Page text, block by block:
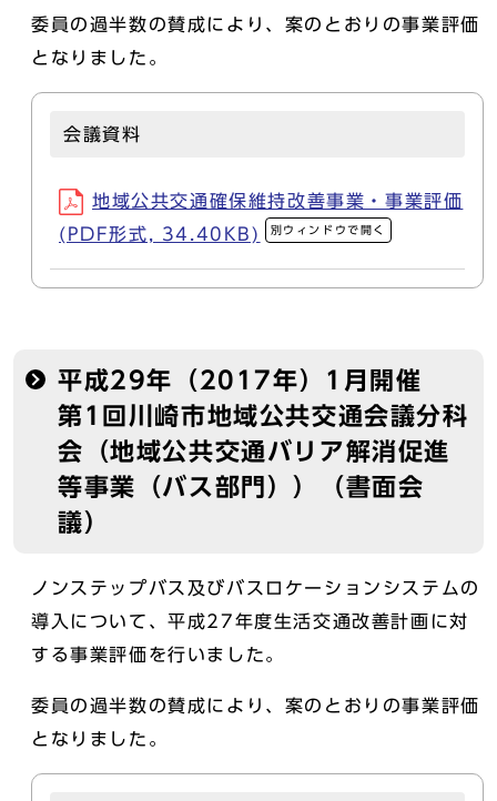
委員の過半数の賛成により、案のとおりの事業評価
となりました。
会議資料
地域公共交通確保維持改善事業・事業評価
(PDF形式, 34.40KB)
別ウィンドウで開く
平成29年（2017年）1月開催
第1回川崎市地域公共交通会議分科
会（地域公共交通バリア解消促進
等事業（バス部門））（書面会
議）
ノンステップバス及びバスロケーションシステムの
導入について、平成27年度生活交通改善計画に対
する事業評価を行いました。
委員の過半数の賛成により、案のとおりの事業評価
となりました。